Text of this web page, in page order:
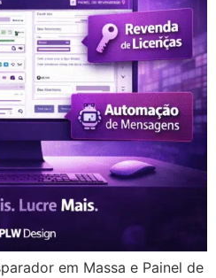
em Massa e Painel de